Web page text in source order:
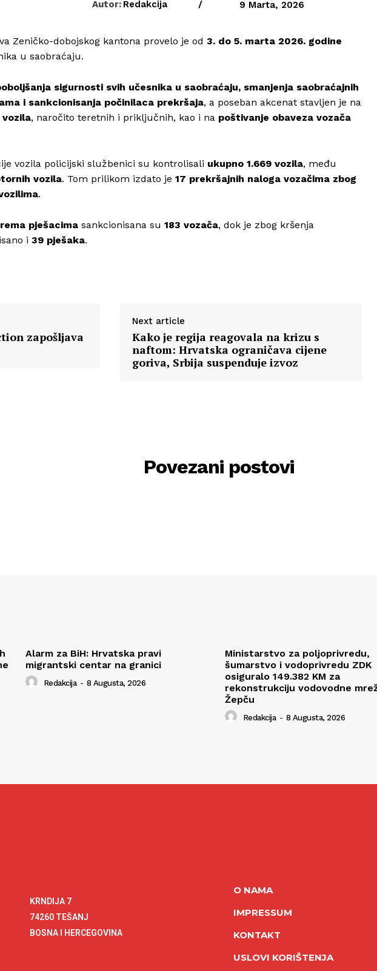
Autor: Redakcija / 9 Marta, 2026
Zeničko-dobojskog kantona provelo je od 3. do 5. marta 2026. godine
u saobraćaju.
sigurnosti svih učesnika u saobraćaju, smanjenja saobraćajnih
i sankcionisanja počinilaca prekršaja, a poseban akcenat stavljen je na
, naročito teretnih i priključnih, kao i na poštivanje obaveza vozača
vozila policijski službenici su kontrolisali ukupno 1.669 vozila, među
vozila. Tom prilikom izdato je 17 prekršajnih naloga vozačima zbog
.
pješacima sankcionisana su 183 vozača, dok je zbog kršenja
i 39 pješaka.
zapošljava
Next article
Kako je regija reagovala na krizu s
naftom: Hrvatska ograničava cijene
goriva, Srbija suspenduje izvoz
Povezani postovi
Alarm za BiH: Hrvatska pravi
migrantski centar na granici
Redakcija - 8 Augusta, 2026
Ministarstvo za poljoprivredu,
šumarstvo i vodoprivredu ZDK
osiguralo 149.382 KM za
rekonstrukciju vodovodne
Žepču
Redakcija - 8 Augusta, 2026
KRNDIJA 7
74260 TEŠANJ
BOSNA I HERCEGOVINA
O NAMA
IMPRESSUM
KONTAKT
USLOVI KORIŠTENJA